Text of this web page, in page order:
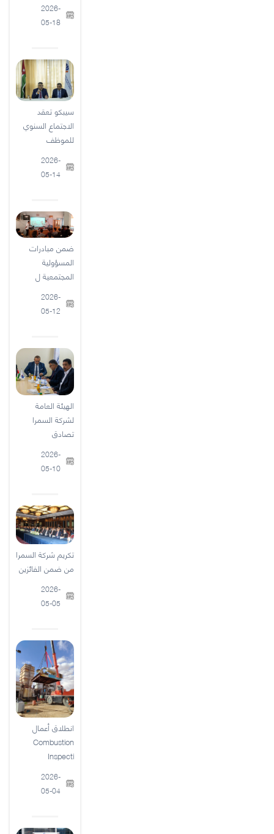
2026-
05-18
سيبكو تعقد
الاجتماع السنوي
للموظف
2026-
05-14
ضمن مبادرات
المسؤولية
المجتمعية ل
2026-
05-12
الهيئة العامة
لشركة السمرا
تصادق
2026-
05-10
تكريم شركة السمرا
من ضمن الفائزين
2026-
05-05
انطلاق أعمال
Combustion
Inspecti
2026-
05-04